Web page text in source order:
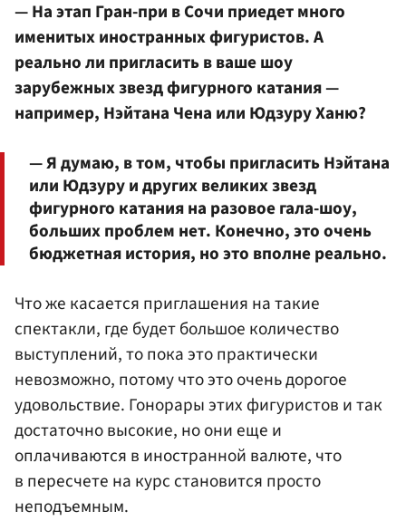
— На этап Гран-при в Сочи приедет много
именитых иностранных фигуристов. А
реально ли пригласить в ваше шоу
зарубежных звезд фигурного катания —
например, Нэйтана Чена или Юдзуру Ханю?
— Я думаю, в том, чтобы пригласить Нэйтана
или Юдзуру и других великих звезд
фигурного катания на разовое гала-шоу,
больших проблем нет. Конечно, это очень
бюджетная история, но это вполне реально.
Что же касается приглашения на такие
спектакли, где будет большое количество
выступлений, то пока это практически
невозможно, потому что это очень дорогое
удовольствие. Гонорары этих фигуристов и так
достаточно высокие, но они еще и
оплачиваются в иностранной валюте, что
в пересчете на курс становится просто
неподъемным.